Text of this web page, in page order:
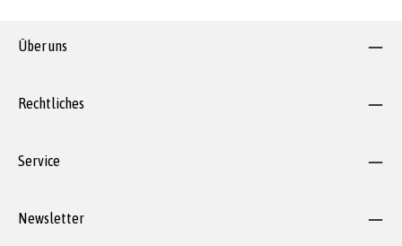
Über uns
Rechtliches
Service
Newsletter